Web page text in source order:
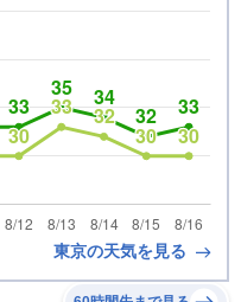
東京の天気を見る